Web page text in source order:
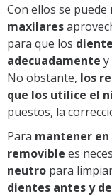
Con ellos se puede
maxilares
para que los
adecuadamente y
No obstante, los
que los utilice el
puestos, la
Para mantener en
removible es
neutro para
dientes antes y